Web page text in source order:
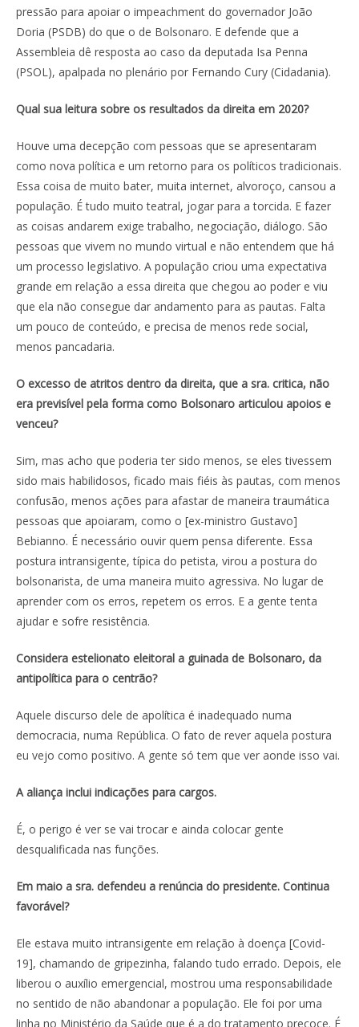
pressão para apoiar o impeachment do governador João
Doria (PSDB) do que o de Bolsonaro. E defende que a
Assembleia dê resposta ao caso da deputada Isa Penna
(PSOL), apalpada no plenário por Fernando Cury (Cidadania).
Qual sua leitura sobre os resultados da direita em 2020?
Houve uma decepção com pessoas que se apresentaram
como nova política e um retorno para os políticos tradicionais.
Essa coisa de muito bater, muita internet, alvoroço, cansou a
população. É tudo muito teatral, jogar para a torcida. E fazer
as coisas andarem exige trabalho, negociação, diálogo. São
pessoas que vivem no mundo virtual e não entendem que há
um processo legislativo. A população criou uma expectativa
grande em relação a essa direita que chegou ao poder e viu
que ela não consegue dar andamento para as pautas. Falta
um pouco de conteúdo, e precisa de menos rede social,
menos pancadaria.
O excesso de atritos dentro da direita, que a sra. critica, não
era previsível pela forma como Bolsonaro articulou apoios e
venceu?
Sim, mas acho que poderia ter sido menos, se eles tivessem
sido mais habilidosos, ficado mais fiéis às pautas, com menos
confusão, menos ações para afastar de maneira traumática
pessoas que apoiaram, como o [ex-ministro Gustavo]
Bebianno. É necessário ouvir quem pensa diferente. Essa
postura intransigente, típica do petista, virou a postura do
bolsonarista, de uma maneira muito agressiva. No lugar de
aprender com os erros, repetem os erros. E a gente tenta
ajudar e sofre resistência.
Considera estelionato eleitoral a guinada de Bolsonaro, da
antipolítica para o centrão?
Aquele discurso dele de apolítica é inadequado numa
democracia, numa República. O fato de rever aquela postura
eu vejo como positivo. A gente só tem que ver aonde isso vai.
A aliança inclui indicações para cargos.
É, o perigo é ver se vai trocar e ainda colocar gente
desqualificada nas funções.
Em maio a sra. defendeu a renúncia do presidente. Continua
favorável?
Ele estava muito intransigente em relação à doença [Covid-
19], chamando de gripezinha, falando tudo errado. Depois, ele
liberou o auxílio emergencial, mostrou uma responsabilidade
no sentido de não abandonar a população. Ele foi por uma
linha no Ministério da Saúde que é a do tratamento precoce. É